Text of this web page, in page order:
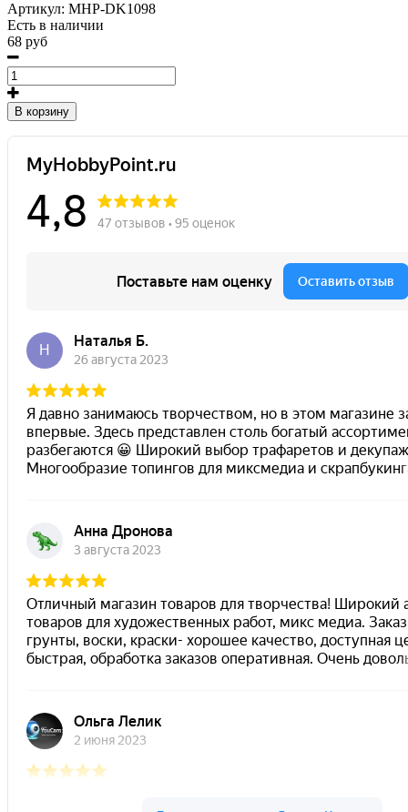
Артикул: MHP-DK1098
Есть в наличии
68 руб
В корзину